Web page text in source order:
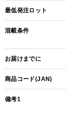
最低発注ロット
混載条件
お届けまでに
商品コード(JAN)
備考1